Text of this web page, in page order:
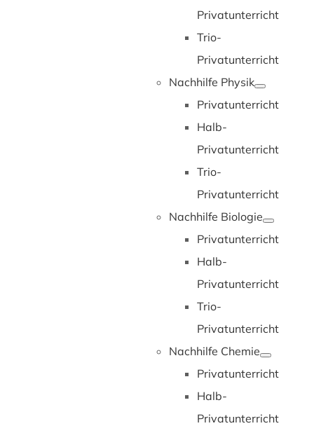
Privatunterricht
Trio-
Privatunterricht
Nachhilfe Physik
Privatunterricht
Halb-
Privatunterricht
Trio-
Privatunterricht
Nachhilfe Biologie
Privatunterricht
Halb-
Privatunterricht
Trio-
Privatunterricht
Nachhilfe Chemie
Privatunterricht
Halb-
Privatunterricht